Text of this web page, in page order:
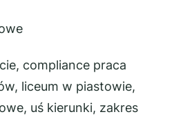
compliance praca
liceum w piastowie,
uś kierunki, zakres